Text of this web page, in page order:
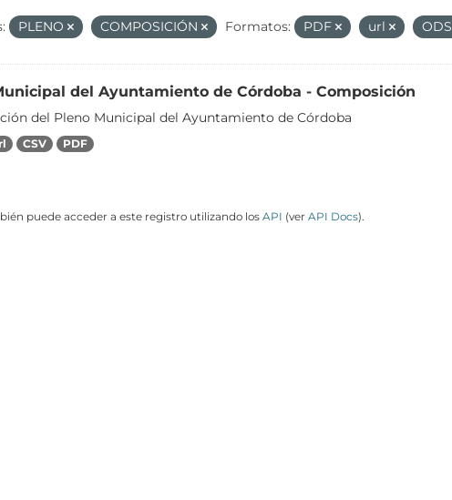
PLENO COMPOSICIÓN Formatos: PDF url ODS
del Ayuntamiento de Córdoba - Composición
del Pleno Municipal del Ayuntamiento de Córdoba
CSV PDF
puede acceder a este registro utilizando los API (ver API Docs).